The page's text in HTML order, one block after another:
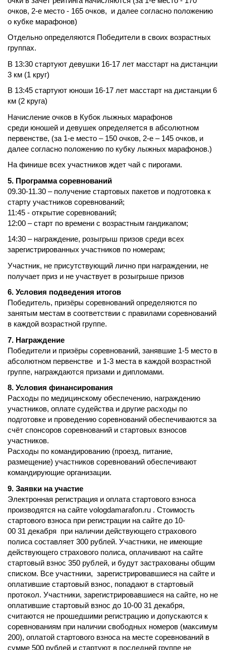
очков, 2-е место - 165 очков, и далее согласно положению
о кубке марафонов)
Отдельно определяются Победители в своих возрастных
группах.
В 13:30 стартуют девушки 16-17 лет масстарт на дистанции
3 км (1 круг)
В 13:45 стартуют юноши 16-17 лет масстарт на дистанции 6
км (2 круга)
Начисление очков в Кубок лыжных марафонов
среди юношей и девушек определяется в абсолютном
первенстве, (за 1-е место – 150 очков, 2-е – 145 очков, и
далее согласно положению по кубку лыжных марафонов.)
На финише всех участников ждет чай с пирогами.
5. Программа соревнований
09.30-11.30 – получение стартовых пакетов и подготовка к
старту участников соревнований;
11:45 - открытие соревнований;
12:00 – старт по времени с возрастным гандикапом;
14:30 – награждение, розыгрыш призов среди всех
зарегистрированных участников по номерам;
Участник, не присутствующий лично при награждении, не
получает приз и не участвует в розыгрыше призов
6. Условия подведения итогов
Победитель, призёры соревнований определяются по
занятым местам в соответствии с правилами соревнований
в каждой возрастной группе.
7. Награждение
Победители и призёры соревнований, занявшие 1-5 место в
абсолютном первенстве и 1-3 места в каждой возрастной
группе, награждаются призами и дипломами.
8. Условия финансирования
Расходы по медицинскому обеспечению, награждению
участников, оплате судейства и другие расходы по
подготовке и проведению соревнований обеспечиваются за
счёт спонсоров соревнований и стартовых взносов
участников.
Расходы по командированию (проезд, питание,
размещение) участников соревнований обеспечивают
командирующие организации.
9. Заявки на участие
Электронная регистрация и оплата стартового взноса
производятся на сайте vologdamarafon.ru . Стоимость
стартового взноса при регистрации на сайте до 10-
00 31 декабря при наличии действующего страхового
полиса составляет 300 рублей. Участники, не имеющие
действующего страхового полиса, оплачивают на сайте
стартовый взнос 350 рублей, и будут застрахованы общим
списком. Все участники, зарегистрировавшиеся на сайте и
оплатившие стартовый взнос, попадают в стартовый
протокол. Участники, зарегистрировавшиеся на сайте, но не
оплатившие стартовый взнос до 10-00 31 декабря,
считаются не прошедшими регистрацию и допускаются к
соревнованиям при наличии свободных номеров (максимум
200), оплатой стартового взноса на месте соревнований в
сумме 500 рублей и стартуют в последней группе не